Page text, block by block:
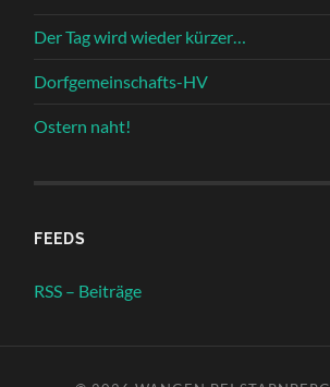
Der Tag wird wieder kürzer…
Dorfgemeinschafts-HV
Ostern naht!
FEEDS
RSS – Beiträge